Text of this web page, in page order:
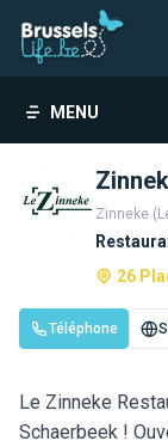
MENU
Zinneke
26
Téléphone
Le Zinneke
Schaerbeek !